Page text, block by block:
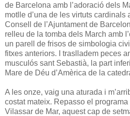
de Barcelona amb l’adoració dels
motlle d’una de les virtuts cardinals
Consell de l’Ajuntament de
relleu de la tomba dels March amb
un parell de frisos de simbologia
fitxes anteriors. I traslladem peces
musculós sant Sebastià, la part
Mare de Déu d’Amèrica de la
A les onze, vaig una aturada i
costat mateix. Repasso el
Vilassar de Mar, aquest cap de